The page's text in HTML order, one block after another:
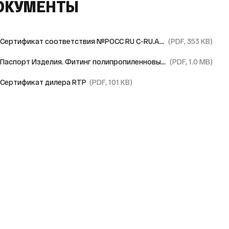
Сертификат соответствия №РОСС RU С-RU.АЯ09.В.01727/23 (PDF, 353 KB)
Паспорт Изделия. Фитинг полипропиленновый RTP (PDF, 1.0 MB)
Сертификат дилера RTP (PDF, 101 KB)